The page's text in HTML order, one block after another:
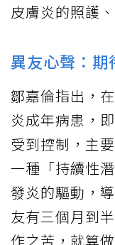
皮膚炎的照護
異友心聲：期
鄒嘉倫指出，
炎成年病患，
受到控制，主
一種「持續性
發炎的驅動，
友有三個月到
作之苦，就算